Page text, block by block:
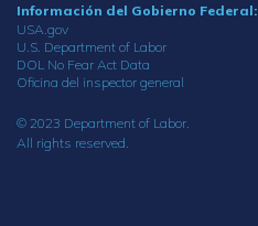
Información del Gobierno Federal:
USA.gov
U.S. Department of Labor
DOL No Fear Act Data
Oficina del inspector general
© 2023 Department of Labor.
All rights reserved.